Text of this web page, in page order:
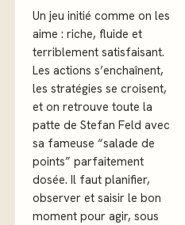
Un jeu initié comme on les
aime : riche, fluide et
terriblement satisfaisant.
Les actions s’enchaînent,
les stratégies se croisent,
et on retrouve toute la
patte de Stefan Feld avec
sa fameuse “salade de
points” parfaitement
dosée. Il faut planifier,
observer et saisir le bon
moment pour agir, sous